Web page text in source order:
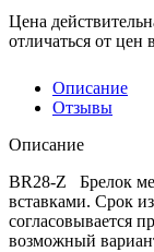
Цена
отличаться от цен
Описание
Отзывы
Описание
BR28-Z Брелок
вставками. Срок
согласовывается
возможный